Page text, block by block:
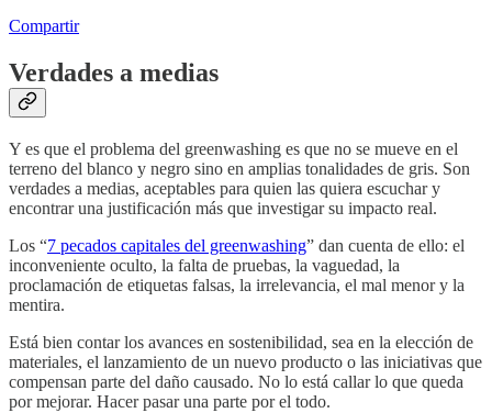
Compartir
Verdades a medias
Y es que el problema del greenwashing es que no se mueve en el
terreno del blanco y negro sino en amplias tonalidades de gris. Son
verdades a medias, aceptables para quien las quiera escuchar y
encontrar una justificación más que investigar su impacto real.
Los “7 pecados capitales del greenwashing” dan cuenta de ello: el
inconveniente oculto, la falta de pruebas, la vaguedad, la
proclamación de etiquetas falsas, la irrelevancia, el mal menor y la
mentira.
Está bien contar los avances en sostenibilidad, sea en la elección de
materiales, el lanzamiento de un nuevo producto o las iniciativas que
compensan parte del daño causado. No lo está callar lo que queda
por mejorar. Hacer pasar una parte por el todo.